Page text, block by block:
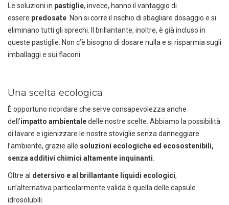
DEDICACIUN ALTRO SECONDO
Puoi facilmente conoscere tutti i
nostri prodotti
scaricando i cataloghi in PDF.
CLICCA SULLE IMMAGINI
Le soluzioni in pastiglie, invece, hanno il vantaggio di
essere predosate . Non si corre il rischio di sbagliare dosaggio e si
eliminano tutti gli sprechi. Il brillantante, inoltre, è già incluso in
queste pastiglie. Non c’è bisogno di dosare nulla e si risparmia sugli
imballaggi e sui flaconi.
Una scelta ecologica
È opportuno ricordare che serve consapevolezza anche
dell’impatto ambientaledelle nostre scelte. Abbiamo la possibilità
di lavare e igienizzare le nostre stoviglie senza danneggiare
l’ambiente, grazie alle soluzioni ecologiche ed ecosostenibili,
senza additivi chimici altamente inquinanti
Oltre al detersivo e al brillantante liquidi ecologici,
un’alternativa particolarmente valida è quella delle capsule
idrosolubili.